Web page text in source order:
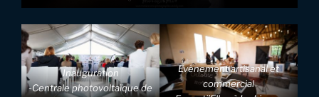
Inauguration
-Centrale photovoltaïque de
Evènement artisanal et
commercial